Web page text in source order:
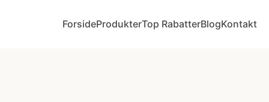
ForsideProdukterTop RabatterBlogKontakt